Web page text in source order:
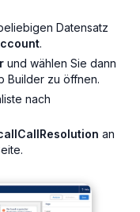
Datensatz
.
und wählen Sie dann
Builder zu öffnen.
nach
an